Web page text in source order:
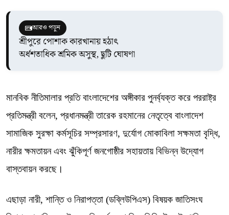
আরও পড়ুন
শ্রীপুরে পোশাক কারখানায় হঠাৎ
অর্ধশতাধিক শ্রমিক অসুস্থ, ছুটি ঘোষণা
মানবিক নীতিমালার প্রতি বাংলাদেশের অঙ্গীকার পুনর্ব্যক্ত করে পররাষ্ট্র
প্রতিমন্ত্রী বলেন, প্রধানমন্ত্রী তারেক রহমানের নেতৃত্বে বাংলাদেশ
সামাজিক সুরক্ষা কর্মসূচির সম্প্রসারণ, দুর্যোগ মোকাবিলা সক্ষমতা বৃদ্ধি,
নারীর ক্ষমতায়ন এবং ঝুঁকিপূর্ণ জনগোষ্ঠীর সহায়তায় বিভিন্ন উদ্যোগ
বাস্তবায়ন করছে।
এছাড়া নারী, শান্তি ও নিরাপত্তা (ডব্লিউপিএস) বিষয়ক জাতিসংঘ